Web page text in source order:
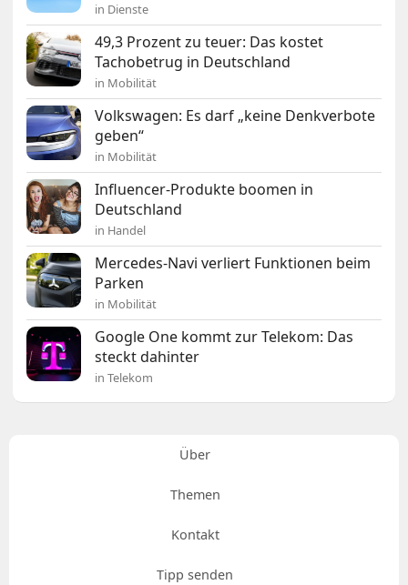
in Dienste
49,3 Prozent zu teuer: Das kostet
Tachobetrug in Deutschland
in Mobilität
Volkswagen: Es darf „keine Denkverbote
geben“
in Mobilität
Influencer-Produkte boomen in
Deutschland
in Handel
Mercedes-Navi verliert Funktionen beim
Parken
in Mobilität
Google One kommt zur Telekom: Das
steckt dahinter
in Telekom
Über
Themen
Kontakt
Tipp senden